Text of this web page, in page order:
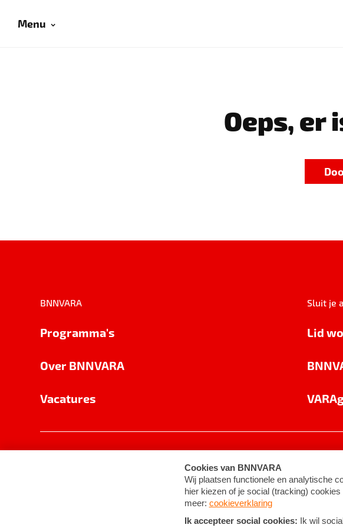
Menu
Oeps, er
BNNVARA
Programma's
Over BNNVARA
Vacatures
Sluit je
Lid
Cookie-instellingen Algemene voorwaarden